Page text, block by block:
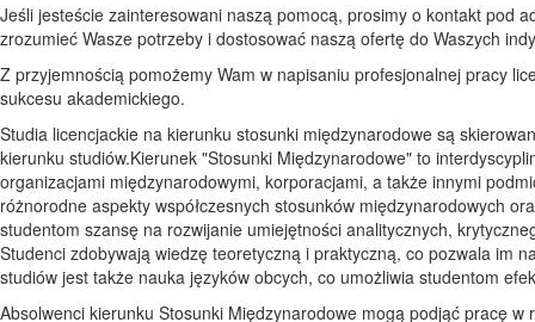
Jeśli jesteście zainteresowani naszą pomocą, prosimy o kontakt pod
zrozumieć Wasze potrzeby i dostosować naszą ofertę do Waszych
Z przyjemnością pomożemy Wam w napisaniu profesjonalnej pracy
sukcesu akademickiego.
Studia licencjackie na kierunku stosunki międzynarodowe są
kierunku studiów.Kierunek "Stosunki Międzynarodowe" to
organizacjami międzynarodowymi, korporacjami, a także innymi
różnorodne aspekty współczesnych stosunków międzynarodowych
studentom szansę na rozwijanie umiejętności analitycznych,
Studenci zdobywają wiedzę teoretyczną i praktyczną, co pozwala im
studiów jest także nauka języków obcych, co umożliwia studentom
Absolwenci kierunku Stosunki Międzynarodowe mogą podjąć pracę